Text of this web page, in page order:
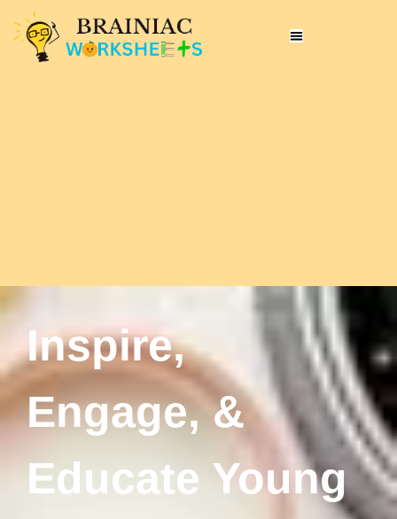
Inspire,
Engage, &
Educate Young